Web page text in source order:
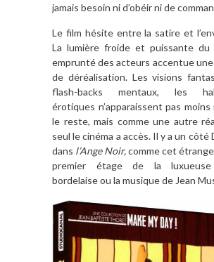
jamais besoin ni d’obéir ni de
Le film hésite entre la satire et
La lumière froide et puissante du
emprunté des acteurs accentue
de déréalisation. Les visions
flash-backs mentaux, les
érotiques n’apparaissent pas
le reste, mais comme une autre
seul le cinéma a accès. Il y a un côté
dans l’Ange Noir,comme cet
premier étage de la
bordelaise ou la musique de Jean